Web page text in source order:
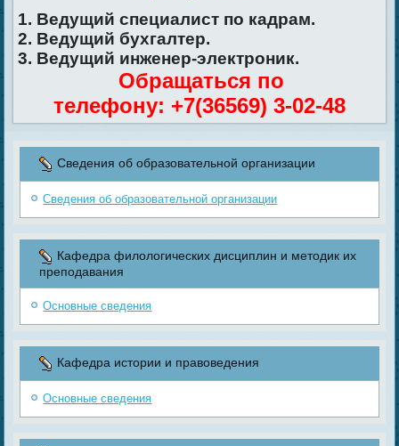
1. Ведущий специалист по кадрам.
2. Ведущий бухгалтер.
3. Ведущий инженер-электроник.
Обращаться по
телефону: +7(36569) 3-02-48
Сведения об образовательной организации
Сведения об образовательной организации
Кафедра филологических дисциплин и методик их
преподавания
Основные сведения
Кафедра истории и правоведения
Основные сведения